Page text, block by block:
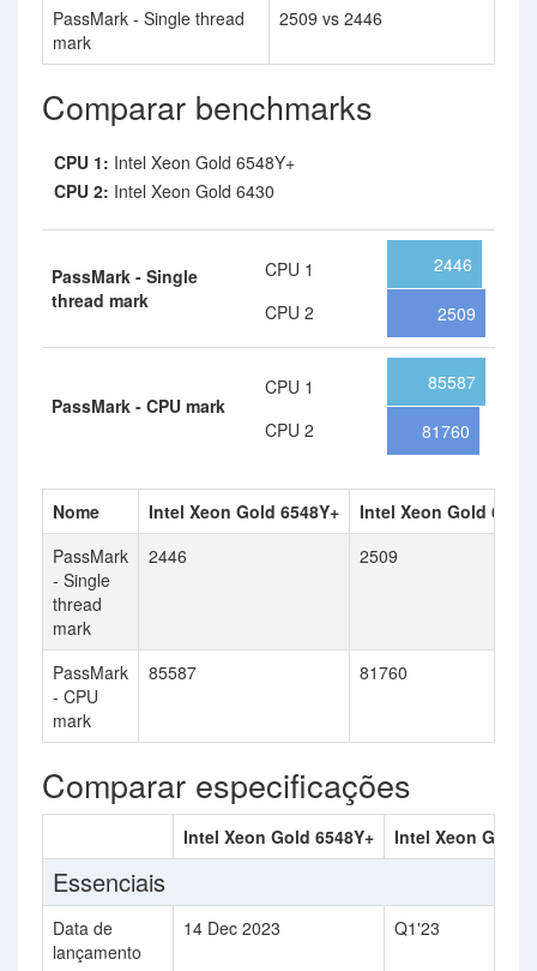
PassMark - Single thread
mark
2509 vs 2446
Comparar benchmarks
CPU 1: Intel Xeon Gold 6548Y+
CPU 2: Intel Xeon Gold 6430
PassMark - Single
thread mark
CPU 1
CPU 2
2446
2509
PassMark - CPU mark
CPU 1
CPU 2
85587
81760
Nome Intel Xeon Gold 6548Y+
Intel Xeon Gold 6430
PassMark
- Single
thread
mark
2446 2509
PassMark
- CPU
mark
85587 81760
Comparar especificações
Intel Xeon Gold 6548Y+ Intel Xeon Gold
Essenciais
Data de
lançamento
14 Dec 2023 Q1'23